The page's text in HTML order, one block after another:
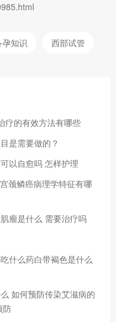
孕知识 西部试管
疗的有效方法有哪些
是需要做的？
以自愈吗 怎样护理
颈鳞癌病理学特征有哪
瘤是什么 需要治疗吗
什么药白带褐色是什么
如何预防传染艾滋病的
防